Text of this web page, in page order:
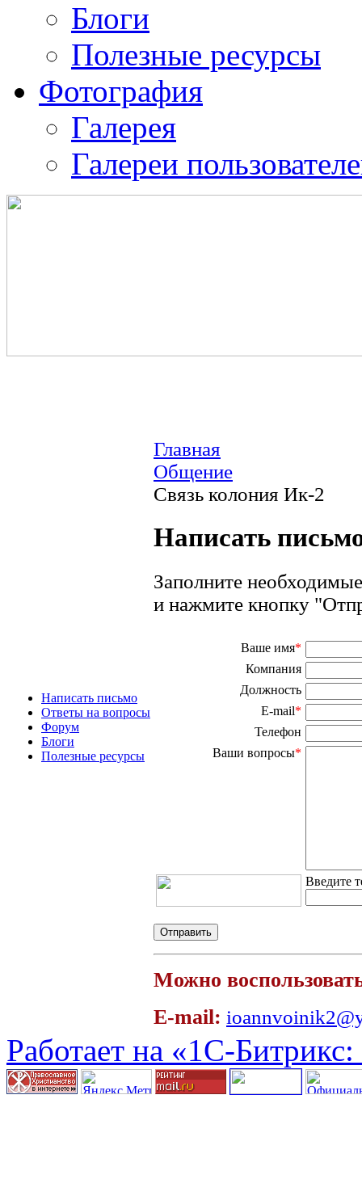
Блоги
Полезные ресурсы
Фотография
Галерея
Галереи
Написать письмо
Ответы на вопросы
Форум
Блоги
Полезные ресурсы
Главная
Общение
Связь колония Ик-2
Написать
Заполните
и нажмите кнопку
Ваше имя*
Компания
Должность
E-mail*
Телефон
Ваши вопросы*
Введите
Можно
E-mail:
Работает на «1С-